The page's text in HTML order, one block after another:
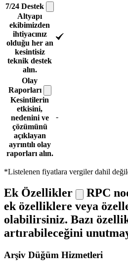
7/24 Destek
Altyapı
ekibimizden
ihtiyacınız
olduğu her an
kesintisiz
teknik destek
alın.
Olay
Raporları
Kesintilerin
etkisini,
nedenini ve
çözümünü
açıklayan
ayrıntılı olay
raporları alın.
-
*Listelenen fiyatlara vergiler dahil
Ek Özellikler
RPC
ek özelliklere veya
olabilirsiniz. Bazı
artırabileceğini
Arşiv Düğüm Hizmetleri